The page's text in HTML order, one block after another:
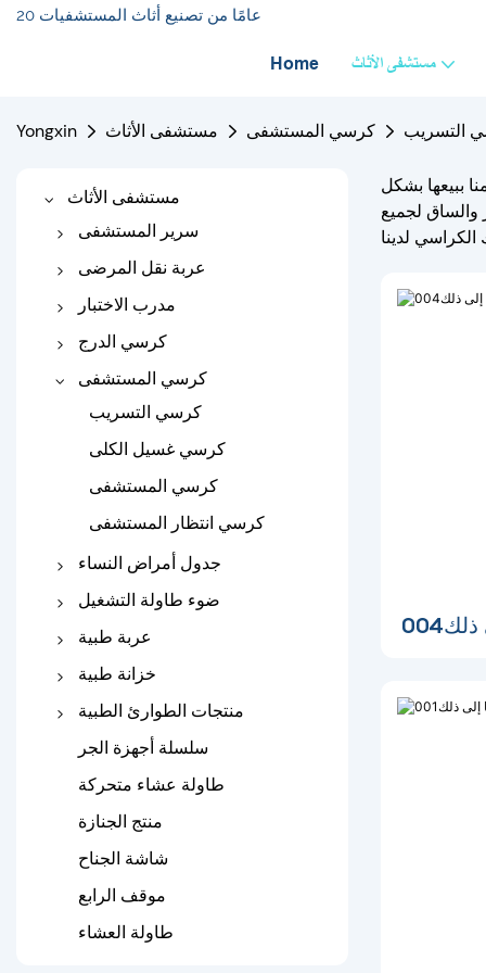
20 عامًا من تصنيع أثاث المستشفيات
Home مستشفى الأثاث
Yongxin مستشفى الأثاث كرسي المستشفى التسريب
مستشفى الأثاث
سرير المستشفى
سرير المستشفى الكهربائية
سرير المستشفى اليدوي
سرير مستشفى الطفل
سرير مستشفى الأطفال
سرير مستشفى العظام
سرير الجر
سرير الرعاية المنزلية
عربة نقل المرضى
نقل عربة
عربة نقالة
مدرب الاختبار
الأريكة الطبية
أريكة الفحص الكهربائية
كرسي الدرج
كرسي سلم يدوي
كرسي درج كهربائي
كرسي المستشفى
كرسي التسريب
كرسي غسيل الكلى
كرسي المستشفى
كرسي انتظار المستشفى
جدول أمراض النساء
سرير التسليم
جدول فحص أمراض النساء
ضوء طاولة التشغيل
عملية الجدول
الضوء الجراحي
عربة طبية
عربة المستشفى المصنوعة
من الفولاذ المقاوم للصدأ
عربة طبية ABS
عربة الطوارئ
خزانة طبية
خزانة بجانب السرير
خزنة الأدوية
منتجات الطوارئ الطبية
نقالة قابلة للطي
نقالة الإسعاف
نقالة مغرفة
جبيرة طبية
سلسلة أجهزة الجر
طاولة عشاء متحركة
منتج الجنازة
شاشة الجناح
موقف الرابع
طاولة العشاء
ببيعها بشكل
والساق لجميع